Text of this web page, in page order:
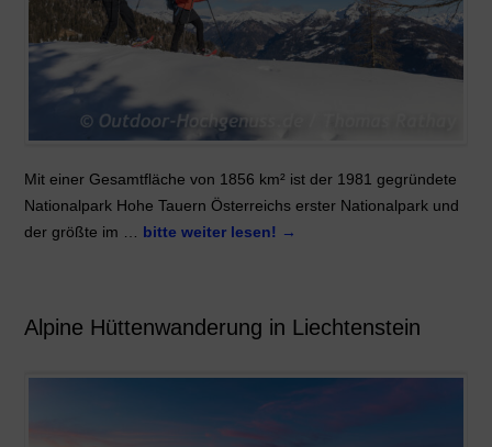
Mit einer Gesamtfläche von 1856 km² ist der 1981 gegründete
Nationalpark Hohe Tauern Österreichs erster Nationalpark und
der größte im … bitte weiter lesen! →
Alpine Hüttenwanderung in Liechtenstein